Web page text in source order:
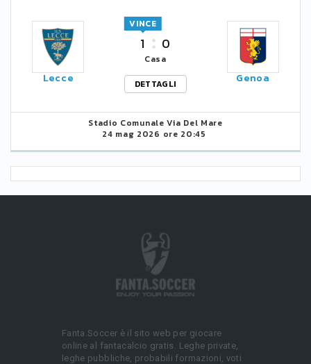
Lecce
1
VINCE
0
Casa
DETTAGLI
Genoa
Stadio Comunale Via Del Mare
24 mag 2026 ore 20:45
Fanta.Soccer è il sito web per giocare
online al fantacalcio gratis. Leghe private,
leghe pubbliche, probabili formazioni, voti